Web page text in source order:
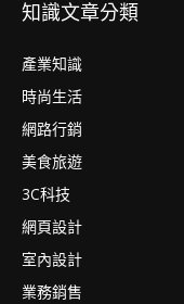
知識文章分類
產業知識
時尚生活
網路行銷
美食旅遊
3C科技
網頁設計
室內設計
業務銷售